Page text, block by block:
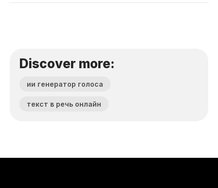
Discover more:
ии генератор голоса
текст в речь онлайн